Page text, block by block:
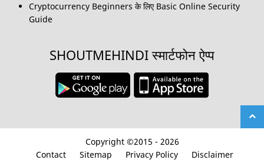
Cryptocurrency Beginners के लिए Basic Online Security
Guide
SHOUTMEHINDI स्मार्टफोन ऐप्प
Copyright ©2015 - 2026
Contact
Sitemap Privacy Policy Disclaimer